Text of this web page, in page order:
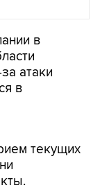
в
атаки
в
текущих